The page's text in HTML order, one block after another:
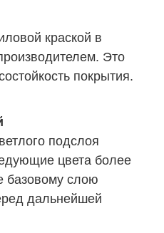
краской в
Это
покрытия.
подслоя
цвета более
базовому слою
дальнейшей